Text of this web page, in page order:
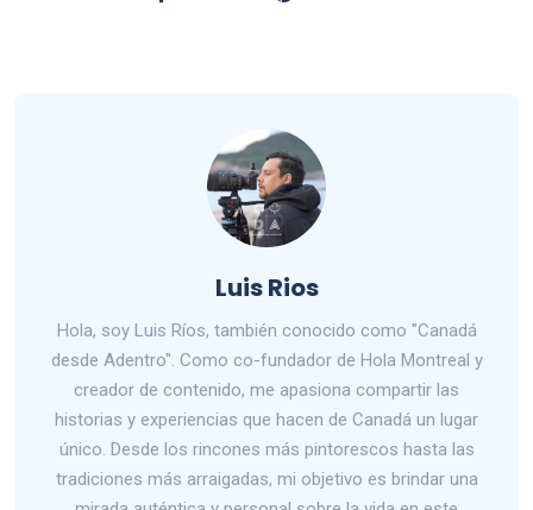
Luis Rios
Hola, soy Luis Ríos, también conocido como "Canadá
desde Adentro". Como co-fundador de Hola Montreal y
creador de contenido, me apasiona compartir las
historias y experiencias que hacen de Canadá un lugar
único. Desde los rincones más pintorescos hasta las
tradiciones más arraigadas, mi objetivo es brindar una